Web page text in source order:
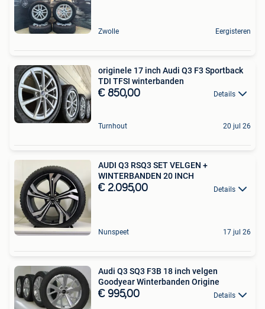
Zwolle Eergisteren
originele 17 inch Audi Q3 F3 Sportback
TDI TFSI winterbanden
€ 850,00 Details
Turnhout 20 jul 26
AUDI Q3 RSQ3 SET VELGEN +
WINTERBANDEN 20 INCH
€ 2.095,00 Details
Nunspeet 17 jul 26
Audi Q3 SQ3 F3B 18 inch velgen
Goodyear Winterbanden Origine
€ 995,00 Details